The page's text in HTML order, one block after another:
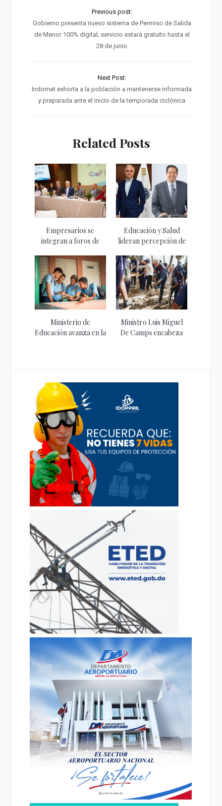
Previous post:
Gobierno presenta nuevo sistema de Permiso de Salida
de Menor 100% digital; servicio estará gratuito hasta el
28 de junio
Next Post:
Indomet exhorta a la población a mantenerse informada
y preparada ante el inicio de la temporada ciclónica
Related Posts
Empresarios se
integran a foros de
Educación y Salud
lideran percepción de
Ministerio de
Educación avanza en la
Ministro Luis Miguel
De Camps encabeza